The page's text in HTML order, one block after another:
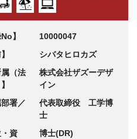
】
10000047
シバタヒロカズ
属（法
株式会社ザズーデザ
イン
部署／
代表取締役 工学博
士
・資
博士(DR)